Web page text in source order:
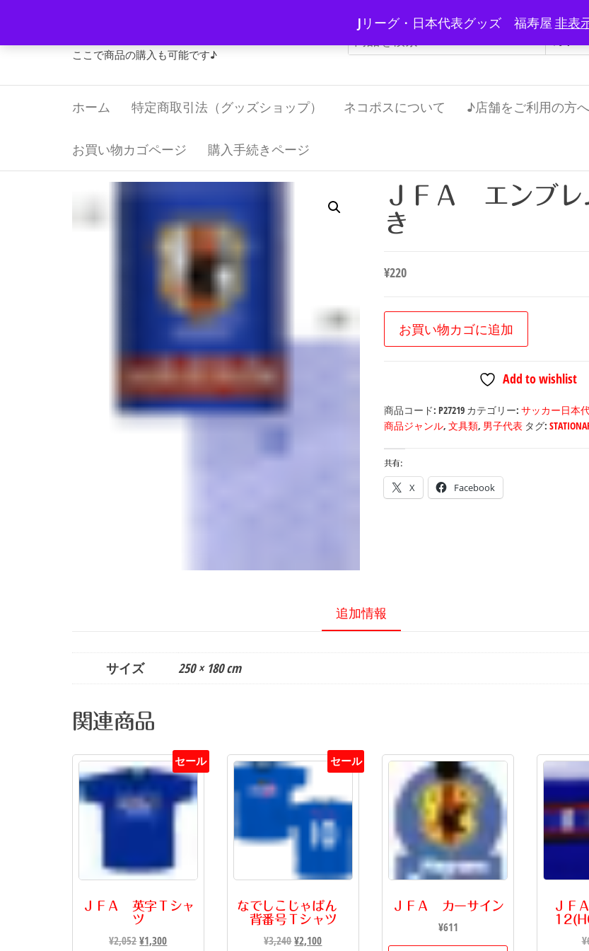
テ
ツ
ッ
Jリーグ・日本代表グッズ 福寿屋 非表
ここで商品の購入も可能です♪
ホーム 特定商取引法（グッズショップ） ネコポスについて ♪店舗をご利用の方
お買い物カゴページ 購入手続きページ
ＪＦＡ エンブレ
き
¥220
Ｆ
ブ
ム
下
敷
お買い物カゴに追加
Add to wishlist
商品コード: P27219 カテゴリー: サッカー日本
商品ジャンル, 文具類, 男子代表 タグ:
共有:
X Facebook
追加情報
サイズ 250 × 180 cm
関連商品
セール
ＪＦＡ 英字Ｔシャ
ツ
¥2,052元
¥1,300現
セール
なでしこじゃぱん
背番号Ｔシャツ
¥3,240元
¥2,100現
ＪＦＡ カーサイン
¥611
ＪＦ
¥